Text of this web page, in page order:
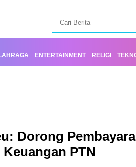
ENTERTAINMENT RELIGI
Dorong
PTN